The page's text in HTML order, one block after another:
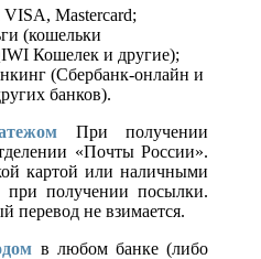
VISA, Mastercard;
(кошельки
Кошелек и другие);
(Сбербанк-онлайн и
банков).
При получении
«Почты России».
картой или наличными
при получении посылки.
перевод не взимается.
в любом банке (либо